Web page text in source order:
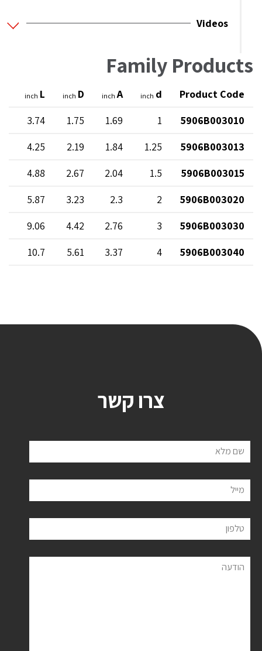
Videos
Family Products
Product Code
d
inch
A
inch
D
inch
L
inch
5906B003010
1
1.69
1.75
3.74
5906B003013
1.25
1.84
2.19
4.25
5906B003015
1.5
2.04
2.67
4.88
5906B003020
2
2.3
3.23
5.87
5906B003030
3
2.76
4.42
9.06
5906B003040
4
3.37
5.61
10.7
צרו קשר
שם מלא
מייל
טלפון
הודעה